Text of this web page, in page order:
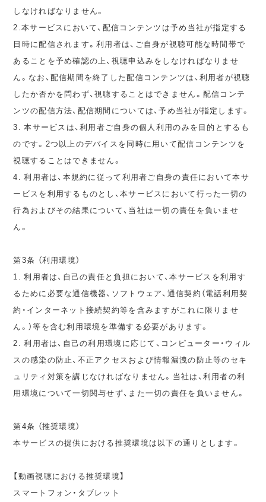
しなければなりません。
2.本サービスにおいて、配信コンテンツは予め当社が指定する
日時に配信されます。利用者は、ご自身が視聴可能な時間帯で
あることを予め確認の上、視聴申込みをしなければなりませ
ん。なお、配信期間を終了した配信コンテンツは、利用者が視聴
したか否かを問わず、視聴することはできません。配信コンテ
ンツの配信方法、配信期間については、予め当社が指定します。
3. 本サービスは、利用者ご自身の個人利用のみを目的とするも
のです。2つ以上のデバイスを同時に用いて配信コンテンツを
視聴することはできません。
4. 利用者は、本規約に従って利用者ご自身の責任において本サ
ービスを利用するものとし、本サービスにおいて行った一切の
行為およびその結果について、当社は一切の責任を負いませ
ん。
第3条 （利用環境）
1. 利用者は、自己の責任と負担において、本サービスを利用す
るために必要な通信機器、ソフトウェア、通信契約（電話利用契
約・インターネット接続契約等を含みますがこれに限りませ
ん。）等を含む利用環境を準備する必要があります。
2. 利用者は、自己の利用環境に応じて、コンピューター・ウィル
スの感染の防止、不正アクセスおよび情報漏洩の防止等のセキ
ュリティ対策を講じなければなりません。当社は、利用者の利
用環境について一切関与せず、また一切の責任を負いません。
第4条 （推奨環境）
本サービスの提供における推奨環境は以下の通りとします。
【動画視聴における推奨環境】
スマートフォン・タブレット